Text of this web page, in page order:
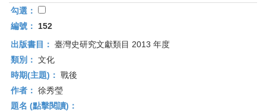
勾選：
編號：
152
出版書目： 臺灣史研究文獻類目 2013 年度
類別： 文化
時期(主題)： 戰後
作者： 徐秀瑩
題名 (點擊閱讀)：